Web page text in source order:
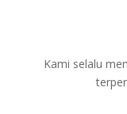
Kami selalu